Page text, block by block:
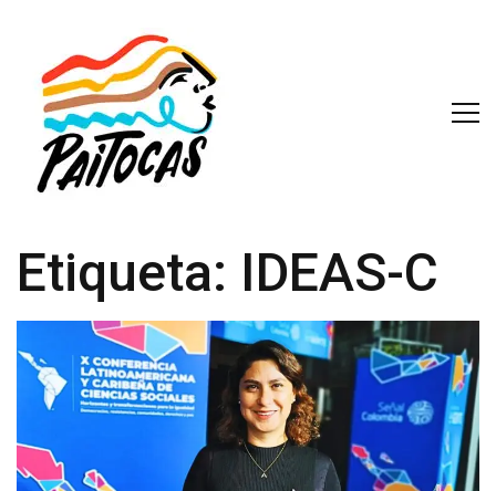
Etiqueta: IDEAS-C